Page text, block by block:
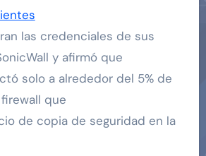
las credenciales de sus
y afirmó que
solo a alrededor del 5% de
que
de copia de seguridad en la